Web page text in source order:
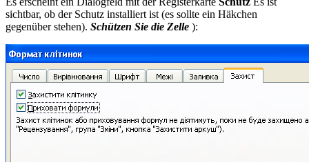
sichtbar, ob der Schutz installiert ist (es sollte ein Häkchen
gegenüber stehen). Schützen Sie die Zelle ):